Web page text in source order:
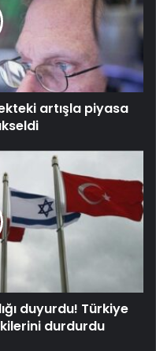
artışla piyasa
duyurdu! Türkiye
durdurdu